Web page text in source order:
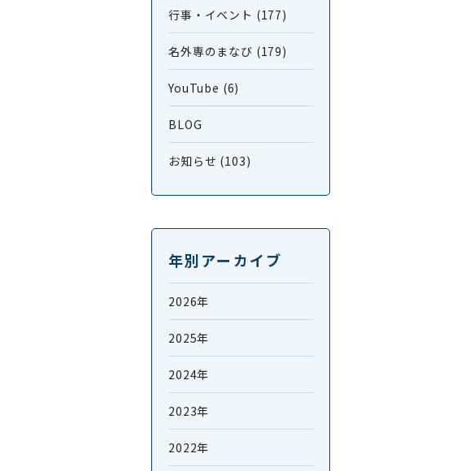
行事・イベント (177)
名外専のまなび (179)
YouTube (6)
BLOG
お知らせ (103)
年別アーカイブ
2026年
2025年
2024年
2023年
2022年